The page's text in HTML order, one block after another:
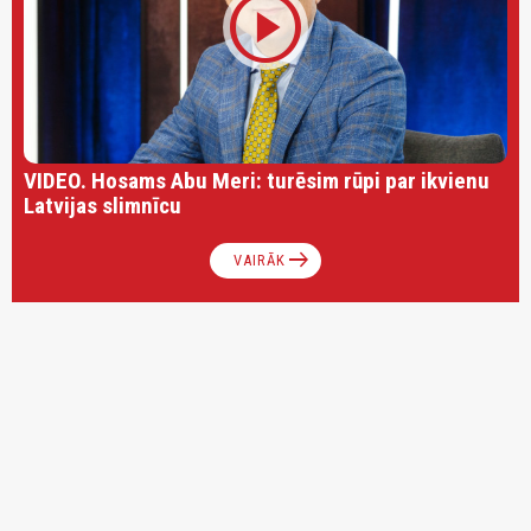
play_circle
VIDEO. Hosams Abu Meri: turēsim rūpi par ikvienu
Latvijas slimnīcu
VAIRĀK arrow_right_alt